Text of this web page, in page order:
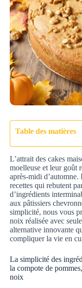
Table des matières
L’attrait des cakes
moelleuse et leur goût
après-midi d’automne.
recettes qui rebutent
d’ingrédients
aux pâtissiers
simplicité, nous vous
noix réalisée avec
alternative innovante
compliquer la vie en
La simplicité des
la compote de
noix